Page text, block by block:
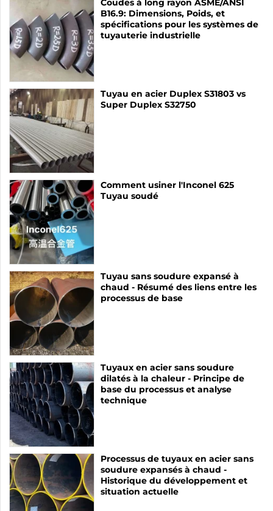
Coudes à long rayon ASME/ANSI
B16.9: Dimensions, Poids, et
spécifications pour les systèmes de
tuyauterie industrielle
Tuyau en acier Duplex S31803 vs
Super Duplex S32750
Comment usiner l'Inconel 625
Tuyau soudé
Tuyau sans soudure expansé à
chaud - Résumé des liens entre les
processus de base
Tuyaux en acier sans soudure
dilatés à la chaleur - Principe de
base du processus et analyse
technique
Processus de tuyaux en acier sans
soudure expansés à chaud -
Historique du développement et
situation actuelle